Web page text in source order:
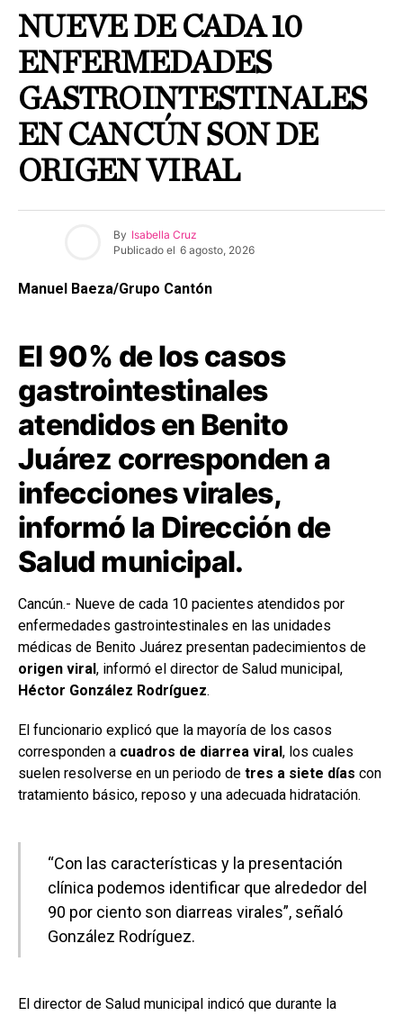
NUEVE DE CADA 10
ENFERMEDADES
GASTROINTESTINALES
EN CANCÚN SON DE
ORIGEN VIRAL
By Isabella Cruz
Publicado el 6 agosto, 2026
Manuel Baeza/Grupo Cantón
El 90% de los casos
gastrointestinales
atendidos en Benito
Juárez corresponden a
infecciones virales,
informó la Dirección de
Salud municipal.
Cancún.- Nueve de cada 10 pacientes atendidos por
enfermedades gastrointestinales en las unidades
médicas de Benito Juárez presentan padecimientos de
origen viral , informó el director de Salud municipal,
Héctor González Rodríguez.
El funcionario explicó que la mayoría de los casos
corresponden a cuadros de diarrea viral , los cuales
suelen resolverse en un periodo de tres a siete días con
tratamiento básico, reposo y una adecuada hidratación.
“Con las características y la presentación
clínica podemos identificar que alrededor del
90 por ciento son diarreas virales”, señaló
González Rodríguez.
El director de Salud municipal indicó que durante la